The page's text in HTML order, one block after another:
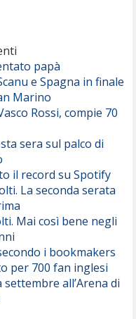
papà
e Spagna in finale
Marino
Rossi, compie 70
sera sul palco di
il record su Spotify
La seconda serata
Mai così bene negli
i bookmakers
per 700 fan inglesi
all’Arena di